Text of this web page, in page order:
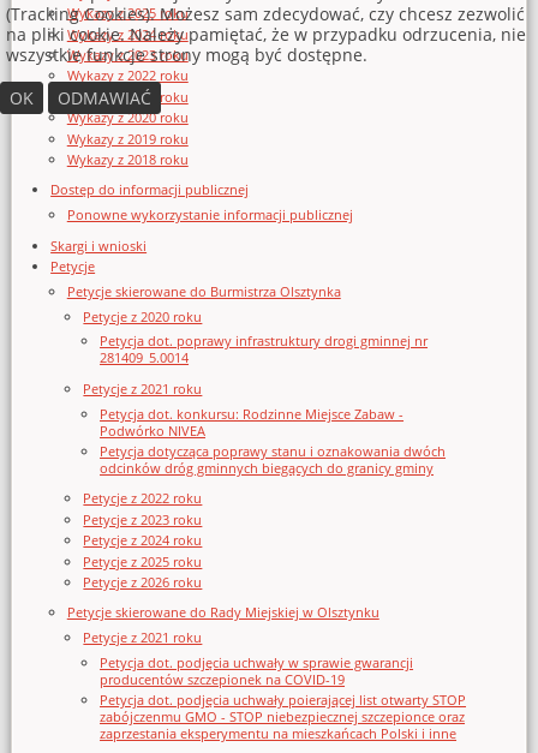
Wykazy z 2025 roku
Wykazy z 2024 roku
Wykazy z 2023 roku
Wykazy z 2022 roku
Wykazy z 2021 roku
Wykazy z 2020 roku
Wykazy z 2019 roku
Wykazy z 2018 roku
Dostęp do informacji publicznej
Ponowne wykorzystanie informacji publicznej
Skargi i wnioski
Petycje
Petycje skierowane do Burmistrza Olsztynka
Petycje z 2020 roku
Petycja dot. poprawy infrastruktury drogi gminnej nr
281409_5.0014
Petycje z 2021 roku
Petycja dot. konkursu: Rodzinne Miejsce Zabaw -
Podwórko NIVEA
Petycja dotycząca poprawy stanu i oznakowania dwóch
odcinków dróg gminnych biegących do granicy gminy
Petycje z 2022 roku
Petycje z 2023 roku
Petycje z 2024 roku
Petycje z 2025 roku
Petycje z 2026 roku
Petycje skierowane do Rady Miejskiej w Olsztynku
Petycje z 2021 roku
Petycja dot. podjęcia uchwały w sprawie gwarancji
producentów szczepionek na COVID-19
Petycja dot. podjęcia uchwały poierającej list otwarty STOP
zabójczenmu GMO - STOP niebezpiecznej szczepionce oraz
zaprzestania eksperymentu na mieszkańcach Polski i inne
(Tracking Cookies). Możesz sam zdecydować, czy chcesz zezwolić
na pliki cookie. Należy pamiętać, że w przypadku odrzucenia, nie
wszystkie funkcje strony mogą być dostępne.
OK
ODMAWIAĆ